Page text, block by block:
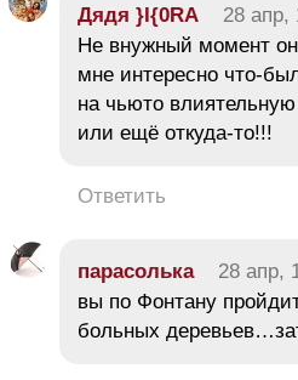
Дядя }I{0RA 28 апр,
Не внужный момент
мне интересно что-
на чьюто
или ещё откуда-то!!!
Ответить
парасолька 28 апр,
вы по Фонтану
больных